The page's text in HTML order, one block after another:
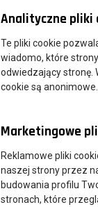
Analityczne pliki
Te pliki cookie
wiadomo, które
odwiedzający stronę.
cookie są anonimowe.
Marketingowe
Reklamowe pliki
naszej strony przez
budowania profilu
stronach, które